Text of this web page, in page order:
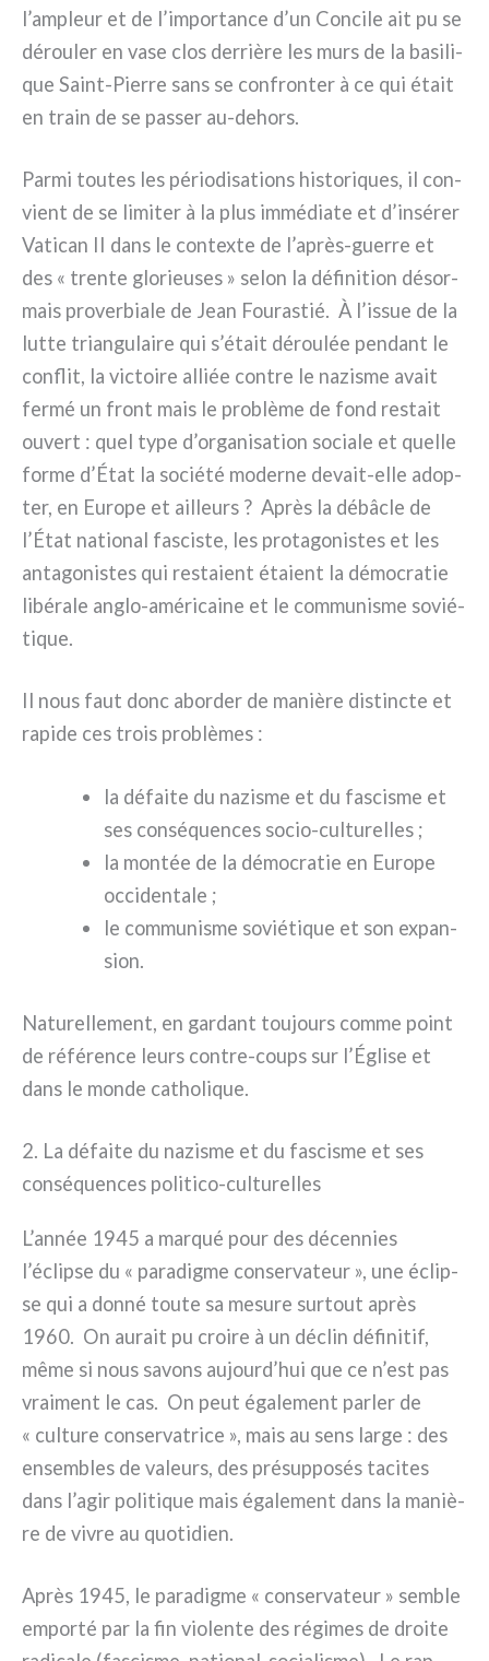
l’ampleur et de l’importance d’un Concile ait pu se
dérou­ler en vase clos der­riè­re les murs de la basi­li­
que Saint-Pierre sans se con­fron­ter à ce qui était
en train de se pas­ser au-dehors.
Parmi tou­tes les pério­di­sa­tions histo­ri­ques, il con­
vient de se limi­ter à la plus immé­dia­te et d’insérer
Vatican II dans le con­tex­te de l’après-guerre et
des « tren­te glo­rieu­ses » selon la défi­ni­tion désor­
mais pro­ver­bia­le de Jean Fourastié. À l’issue de la
lut­te trian­gu­lai­re qui s’était dérou­lée pen­dant le
con­flit, la vic­toi­re alliée con­tre le nazi­sme avait
fer­mé un front mais le pro­blè­me de fond restait
ouvert : quel type d’organisation socia­le et quel­le
for­me d’État la socié­té moder­ne devait-elle adop­
ter, en Europe et ail­leurs ? Après la débâ­cle de
l’État natio­nal fasci­ste, les pro­ta­go­ni­stes et les
anta­go­ni­stes qui resta­ient éta­ient la démo­cra­tie
libé­ra­le anglo-américaine et le com­mu­ni­sme sovié­
ti­que.
Il nous faut donc abor­der de maniè­re distinc­te et
rapi­de ces trois pro­blè­mes :
la défai­te du nazi­sme et du fasci­sme et
ses con­sé­quen­ces socio-culturelles ;
la mon­tée de la démo­cra­tie en Europe
occi­den­ta­le ;
le com­mu­ni­sme sovié­ti­que et son expan­
sion.
Naturellement, en gar­dant tou­jours com­me point
de réfé­ren­ce leurs contre-coups sur l’Église et
dans le mon­de catho­li­que.
2. La défaite du nazisme et du fascisme et ses
conséquences politico-culturelles
L’année 1945 a mar­qué pour des décen­nies
l’éclipse du « para­dig­me con­ser­va­teur », une éclip­
se qui a don­né tou­te sa mesu­re sur­tout après
1960. On aurait pu croi­re à un déclin défi­ni­tif,
même si nous savons aujourd’hui que ce n’est pas
vrai­ment le cas. On peut éga­le­ment par­ler de
« cul­tu­re con­ser­va­tri­ce », mais au sens lar­ge : des
ensem­bles de valeurs, des pré­sup­po­sés taci­tes
dans l’agir poli­ti­que mais éga­le­ment dans la maniè­
re de vivre au quo­ti­dien.
Après 1945, le para­dig­me « con­ser­va­teur » sem­ble
empor­té par la fin vio­len­te des régi­mes de droi­te